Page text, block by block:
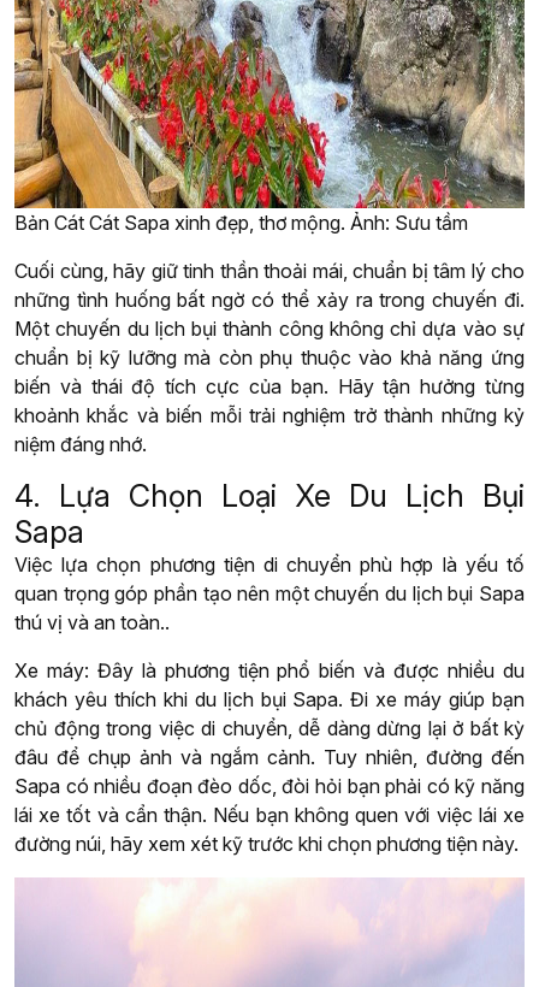
Bản Cát Cát Sapa xinh đẹp, thơ mộng. Ảnh: Sưu tầm
Cuối cùng, hãy giữ tinh thần thoải mái, chuẩn bị tâm lý cho
những tình huống bất ngờ có thể xảy ra trong chuyến đi.
Một chuyến du lịch bụi thành công không chỉ dựa vào sự
chuẩn bị kỹ lưỡng mà còn phụ thuộc vào khả năng ứng
biến và thái độ tích cực của bạn. Hãy tận hưởng từng
khoảnh khắc và biến mỗi trải nghiệm trở thành những kỷ
niệm đáng nhớ.
4. Lựa Chọn Loại Xe Du Lịch Bụi
Sapa
Việc lựa chọn phương tiện di chuyển phù hợp là yếu tố
quan trọng góp phần tạo nên một chuyến du lịch bụi Sapa
thú vị và an toàn..
Xe máy: Đây là phương tiện phổ biến và được nhiều du
khách yêu thích khi du lịch bụi Sapa. Đi xe máy giúp bạn
chủ động trong việc di chuyển, dễ dàng dừng lại ở bất kỳ
đâu để chụp ảnh và ngắm cảnh. Tuy nhiên, đường đến
Sapa có nhiều đoạn đèo dốc, đòi hỏi bạn phải có kỹ năng
lái xe tốt và cẩn thận. Nếu bạn không quen với việc lái xe
đường núi, hãy xem xét kỹ trước khi chọn phương tiện này.